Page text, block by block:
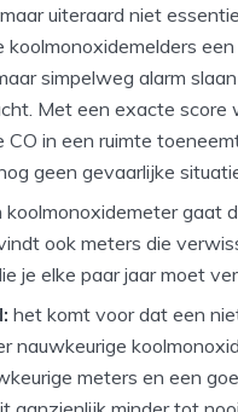
uiteraard niet
koolmonoxidemelders
simpelweg alarm
Met een exacte score
in een ruimte
geen gevaarlijke
koolmonoxidemeter gaat
ook meters die
je elke paar jaar moet
het komt voor dat een
nauwkeurige
meters en een